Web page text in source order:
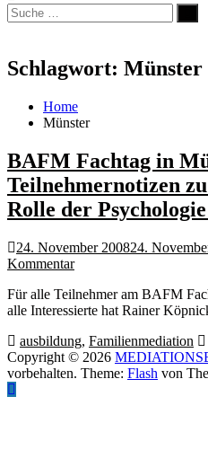
Suche
nach:
Schlagwort: Münster
Home
Münster
BAFM Fachtag in
Teilnehmernotizen
Rolle der
24. November 200824.
Kommentarauf
Fachtag
in
Teilnehmernotizen
zu
den
Für alle Teilnehmer am BAFM
alle Interessierte hat Rainer
ausbildung, Familienmediation
Copyright © 2026
vorbehalten. Theme: Flash von